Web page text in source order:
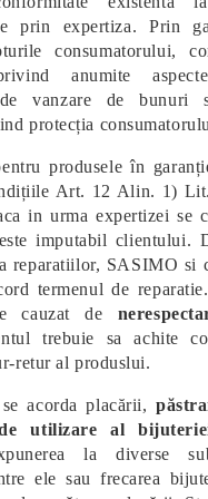
prin expertiza. Prin
consumatorului,
anumite
de vanzare de
protecția
produsele în
Art. 12 Alin. 1)
in urma expertizei se
imputabil clientului.
reparatiilor, SASIMO si
termenul de
cauzat de
trebuie sa achite
retur al produslui.
acorda placării,
utilizare al
la diverse
ele sau frecarea